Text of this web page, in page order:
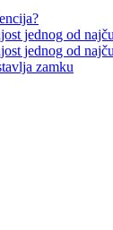
jednog od
jednog od
zamku